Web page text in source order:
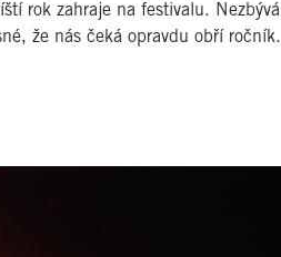
rok zahraje na festivalu. Nezbývá
že nás čeká opravdu obří ročník.